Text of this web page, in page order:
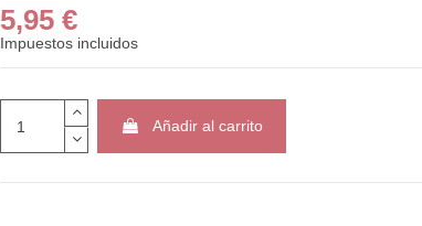
5,95 €
Impuestos incluidos
Añadir al carrito